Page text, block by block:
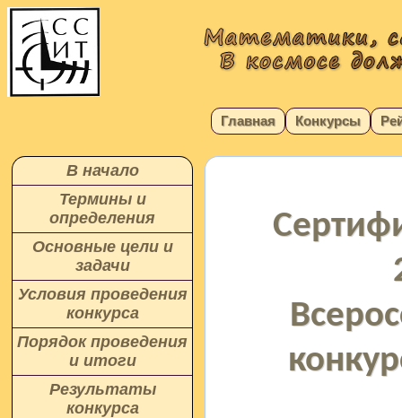
Главная Конкурсы
В начало
Термины и
определения
Основные цели и
задачи
Условия проведения
конкурса
Порядок проведения
и итоги
Результаты
конкурса